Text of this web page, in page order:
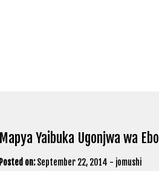
Mapya Yaibuka Ugonjwa wa
Posted on: September 22, 2014 - jomushi